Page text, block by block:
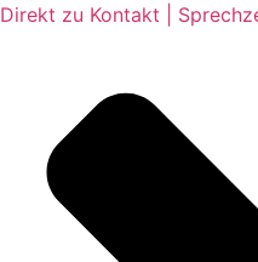
Direkt zu Kontakt |